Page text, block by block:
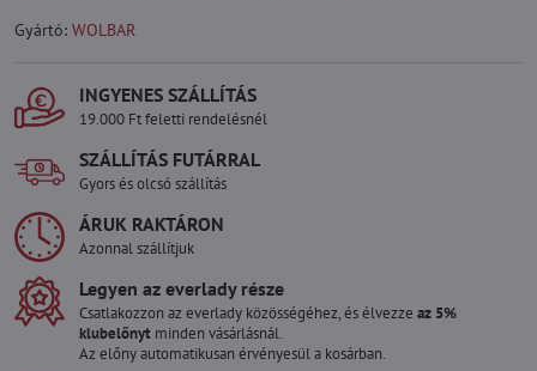
Gyártó: WOLBAR
INGYENES SZÁLLÍTÁS
19.000 Ft feletti rendelésnél
SZÁLLÍTÁS FUTÁRRAL
Gyors és olcsó szállítás
ÁRUK RAKTÁRON
Azonnal szállítjuk
Legyen az everlady része
Csatlakozzon az everlady közösségéhez, és élvezze az 5%
klubelőnyt minden vásárlásnál.
Az előny automatikusan érvényesül a kosárban.